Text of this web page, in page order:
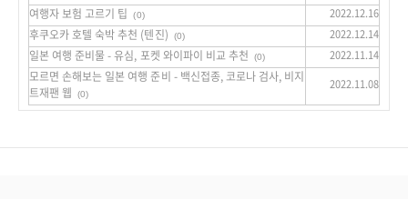
여행자 보험 고르기 팁 (0) 2022.12.16
후쿠오카 호텔 숙박 추천 (텐진) (0) 2022.12.14
일본 여행 준비물 - 유심, 포켓 와이파이 비교 추천 (0) 2022.11.14
모르면 손해보는 일본 여행 준비 - 백신접종, 코로나 검사, 비지
트재팬 웹
(0)
2022.11.08